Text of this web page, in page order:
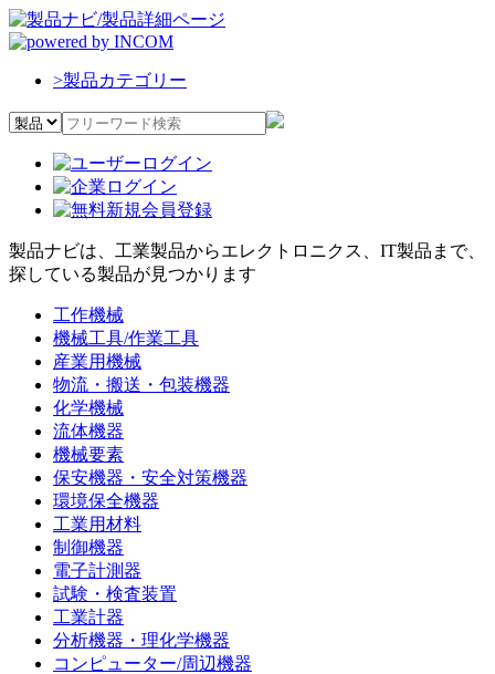
>製品カテゴリー
製品ナビは、工業製品からエレクトロニクス、IT製品まで、
探している製品が見つかります
工作機械
機械工具/作業工具
産業用機械
物流・搬送・包装機器
化学機械
流体機器
機械要素
保安機器・安全対策機器
環境保全機器
工業用材料
制御機器
電子計測器
試験・検査装置
工業計器
分析機器・理化学機器
コンピューター/周辺機器